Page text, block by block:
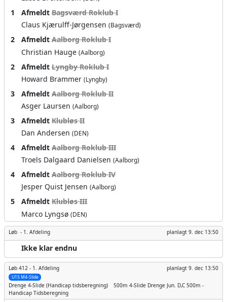
1 AfmeldtBagsværd Roklub I
Claus Kjærulff-Jørgensen (Bagsværd)
2 AfmeldtAalborg Roklub I
Christian Hauge (Aalborg)
2 AfmeldtLyngby Roklub I
Howard Brammer (Lyngby)
3 AfmeldtAalborg Roklub II
Asger Laursen (Aalborg)
3 AfmeldtKlubløs II
Dan Andersen (DEN)
4 AfmeldtAalborg Roklub III
Troels Dalgaard Danielsen (Aalborg)
4 AfmeldtAalborg Roklub IV
Jesper Quist Jensen (Aalborg)
5 AfmeldtKlubløs III
Marco Lyngsø (DEN)
Løb - 1. Afdeling planlagt 9. dec 13:50
Ikke klar endnu
Løb 412 - 1. Afdeling planlagt 9. dec 13:50
U15 M4-Slide
Drenge 4-Slide (Handicap tidsberegning) 500m 4-Slide Drenge Jun. D,C 500m -
Handicap Tidsberegning